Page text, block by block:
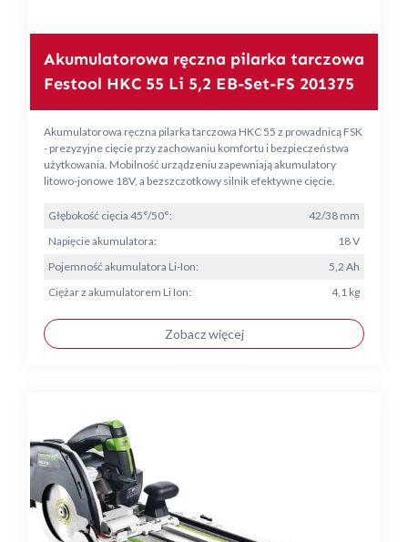
Akumulatorowa ręczna pilarka tarczowa
Festool HKC 55 Li 5,2 EB-Set-FS 201375
Akumulatorowa ręczna pilarka tarczowa HKC 55 z prowadnicą FSK
- prezyzyjne cięcie przy zachowaniu komfortu i bezpieczeństwa
użytkowania. Mobilność urządzeniu zapewniają akumulatory
litowo-jonowe 18V, a bezszczotkowy silnik efektywne cięcie.
Głębokość cięcia 45°/50°:
42/38 mm
Napięcie akumulatora:
18 V
Pojemność akumulatora Li-Ion:
5,2 Ah
Ciężar z akumulatorem Li Ion:
4,1 kg
Zobacz więcej